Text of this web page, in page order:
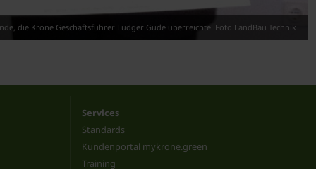
die Krone Geschäftsführer Ludger Gude überreichte. Foto LandBau Technik
Services
Standards
Kundenportal mykrone.green
Training